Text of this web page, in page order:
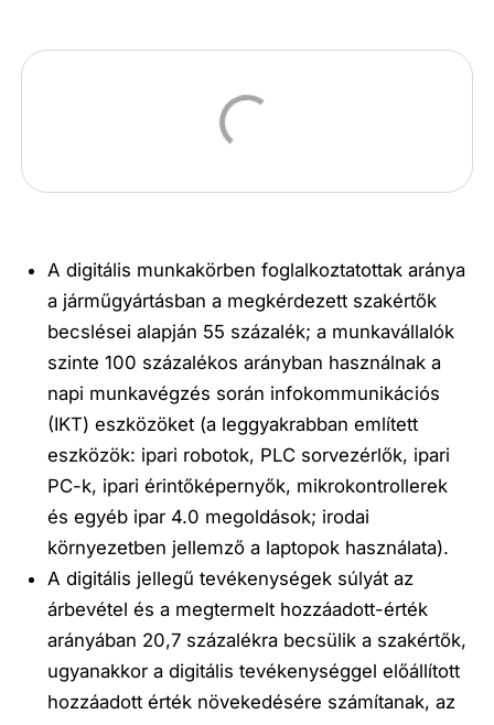
A digitális munkakörben foglalkoztatottak aránya
a járműgyártásban a megkérdezett szakértők
becslései alapján 55 százalék; a munkavállalók
szinte 100 százalékos arányban használnak a
napi munkavégzés során infokommunikációs
(IKT) eszközöket (a leggyakrabban említett
eszközök: ipari robotok, PLC sorvezérlők, ipari
PC-k, ipari érintőképernyők, mikrokontrollerek
és egyéb ipar 4.0 megoldások; irodai
környezetben jellemző a laptopok használata).
A digitális jellegű tevékenységek súlyát az
árbevétel és a megtermelt hozzáadott-érték
arányában 20,7 százalékra becsülik a szakértők,
ugyanakkor a digitális tevékenységgel előállított
hozzáadott érték növekedésére számítanak, az